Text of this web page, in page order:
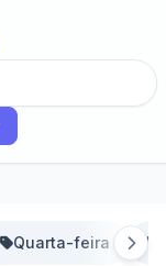
Quarta-feira